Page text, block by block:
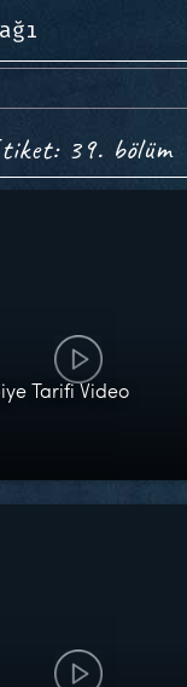
39. bölüm
Tarifi Video